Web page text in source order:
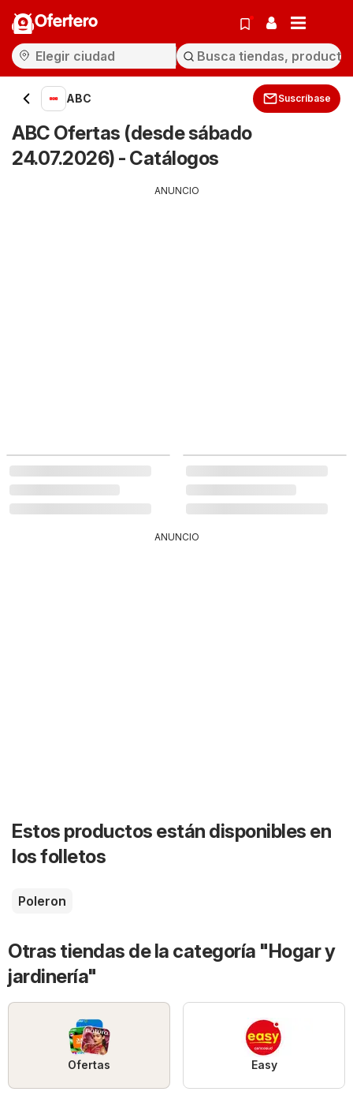
Ofertero
ABC Suscríbase
ABC Ofertas (desde sábado
24.07.2026) - Catálogos
ANUNCIO
ANUNCIO
Estos productos están disponibles en
los folletos
Poleron
Otras tiendas de la categoría "Hogar y
jardinería"
Ofertas Easy